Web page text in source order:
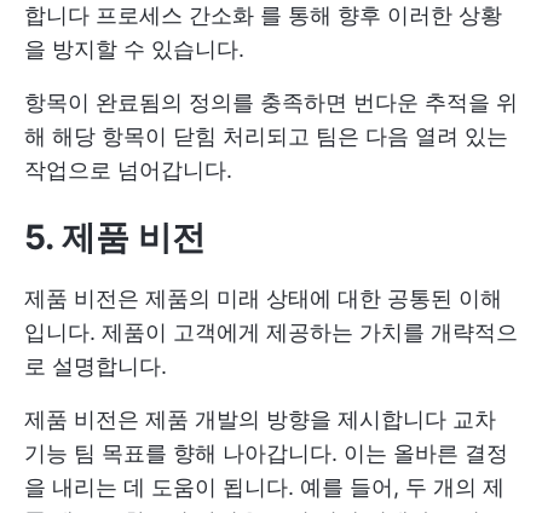
합니다 프로세스 간소화 를 통해 향후 이러한 상황
을 방지할 수 있습니다.
항목이 완료됨의 정의를 충족하면 번다운 추적을 위
해 해당 항목이 닫힘 처리되고 팀은 다음 열려 있는
작업으로 넘어갑니다.
5. 제품 비전
제품 비전은 제품의 미래 상태에 대한 공통된 이해
입니다. 제품이 고객에게 제공하는 가치를 개략적으
로 설명합니다.
제품 비전은 제품 개발의 방향을 제시합니다 교차
기능 팀 목표를 향해 나아갑니다. 이는 올바른 결정
을 내리는 데 도움이 됩니다. 예를 들어, 두 개의 제